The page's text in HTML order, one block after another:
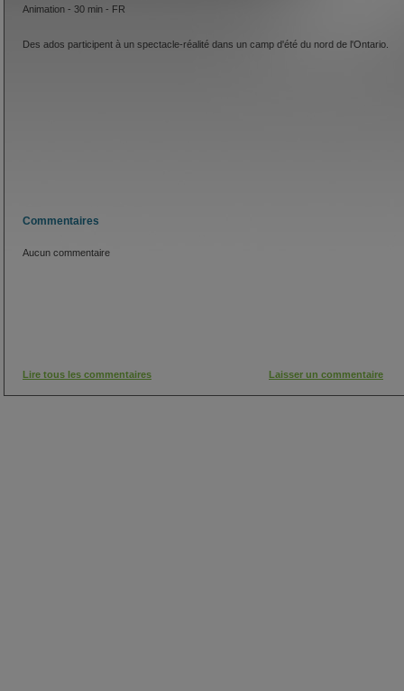
Animation - 30 min - FR
Des ados participent à un spectacle-réalité dans un camp d'été du nord de l'Ontario.
Commentaires
Aucun commentaire
Lire tous les commentaires Laisser un commentaire